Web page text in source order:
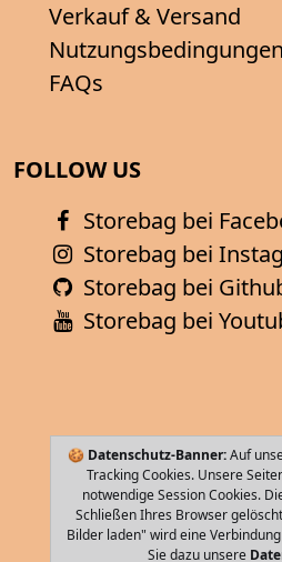
🍪 Datenschutz-Banner:Auf
Tracking Cookies. Unsere
notwendige Session Cookies.
Schließen Ihres Browser
Bilder laden" wird eine
Sie dazu unsere
Verkauf & Versand
Nutzungsbedingungen
FAQs
FOLLOW US
Storebag bei
Storebag bei
Storebag bei
Storebag bei